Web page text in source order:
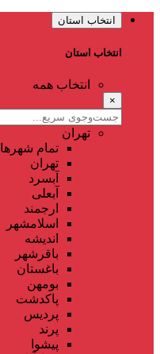
انتخاب استان
انتخاب استان
انتخاب همه
×
تهران
تمام شهر‌ها
تهران
آبسرد
آبعلی
ارجمند
اسلامشهر
اندیشه
باقرشهر
باغستان
بومهن
پاکدشت
پردیس
پرند
پیشوا